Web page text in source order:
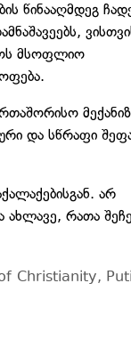
წინააღმდეგ
მსოფლიო
და სწრაფი
არ
ახლავე, რათა
Christianity,